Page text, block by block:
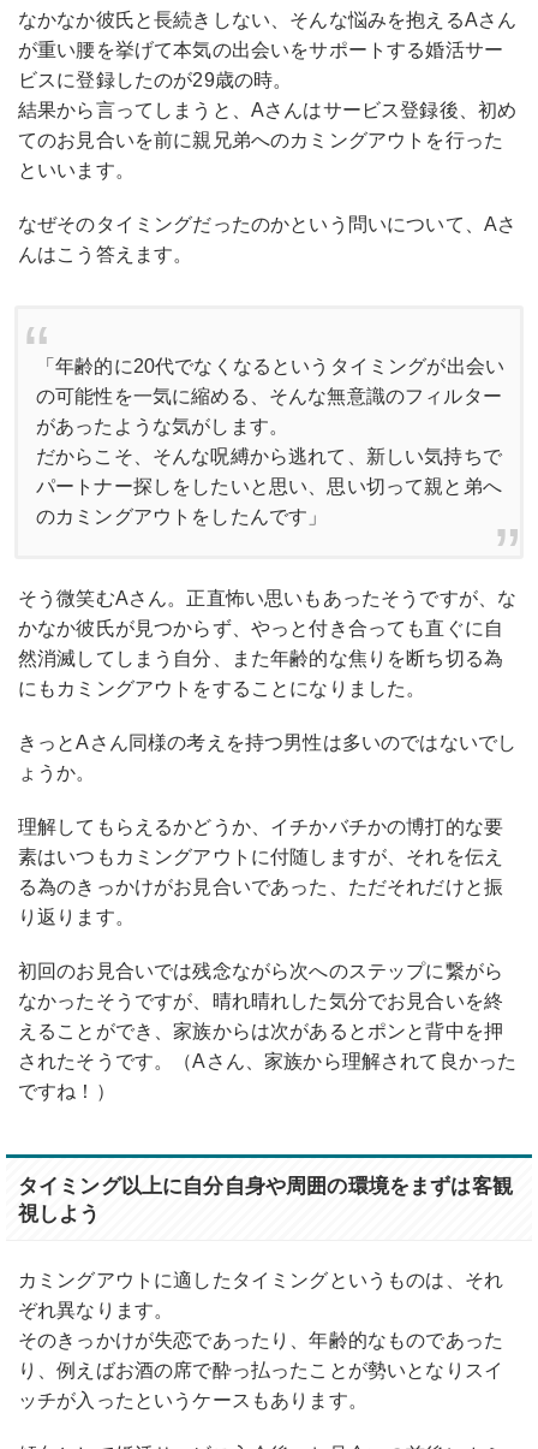
なかなか彼氏と長続きしない、そんな悩みを抱えるAさん
が重い腰を挙げて本気の出会いをサポートする婚活サー
ビスに登録したのが29歳の時。
結果から言ってしまうと、Aさんはサービス登録後、初め
てのお見合いを前に親兄弟へのカミングアウトを行った
といいます。
なぜそのタイミングだったのかという問いについて、Aさ
んはこう答えます。
「年齢的に20代でなくなるというタイミングが出会い
の可能性を一気に縮める、そんな無意識のフィルター
があったような気がします。
だからこそ、そんな呪縛から逃れて、新しい気持ちで
パートナー探しをしたいと思い、思い切って親と弟へ
のカミングアウトをしたんです」
そう微笑むAさん。正直怖い思いもあったそうですが、な
かなか彼氏が見つからず、やっと付き合っても直ぐに自
然消滅してしまう自分、また年齢的な焦りを断ち切る為
にもカミングアウトをすることになりました。
きっとAさん同様の考えを持つ男性は多いのではないでし
ょうか。
理解してもらえるかどうか、イチかバチかの博打的な要
素はいつもカミングアウトに付随しますが、それを伝え
る為のきっかけがお見合いであった、ただそれだけと振
り返ります。
初回のお見合いでは残念ながら次へのステップに繋がら
なかったそうですが、晴れ晴れした気分でお見合いを終
えることができ、家族からは次があるとポンと背中を押
されたそうです。（Aさん、家族から理解されて良かった
ですね！）
タイミング以上に自分自身や周囲の環境をまずは客観
視しよう
カミングアウトに適したタイミングというものは、それ
ぞれ異なります。
そのきっかけが失恋であったり、年齢的なものであった
り、例えばお酒の席で酔っ払ったことが勢いとなりスイ
ッチが入ったというケースもあります。